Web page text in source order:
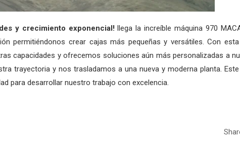
y crecimiento exponencial! llega la increíble máquina 970
permitiéndonos crear cajas más pequeñas y versátiles. Con
capacidades y ofrecemos soluciones aún más personalizadas a
trayectoria y nos trasladamos a una nueva y moderna planta.
para desarrollar nuestro trabajo con excelencia.